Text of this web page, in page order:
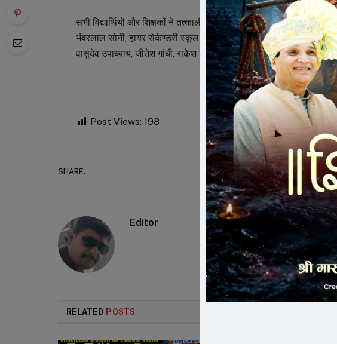
सभी विद्यार्थियों और शिक्षकों ने तत्कालीन समय के संस्मरण साझा किए। इस
भंवरलाल सोनी, हायर सेकेण्डरी स्कूल के प्राचार्य शैलेन्द्र सिंह डोडिया, सुरेन्द्र
वासुदेव उपाध्याय, जीतेश गांधी, राकेश जैन सहित अन्य उपस्थित रहे।
Post Views: 198
SHARE.
Facebook Twitter
Editor
RELATED POSTS